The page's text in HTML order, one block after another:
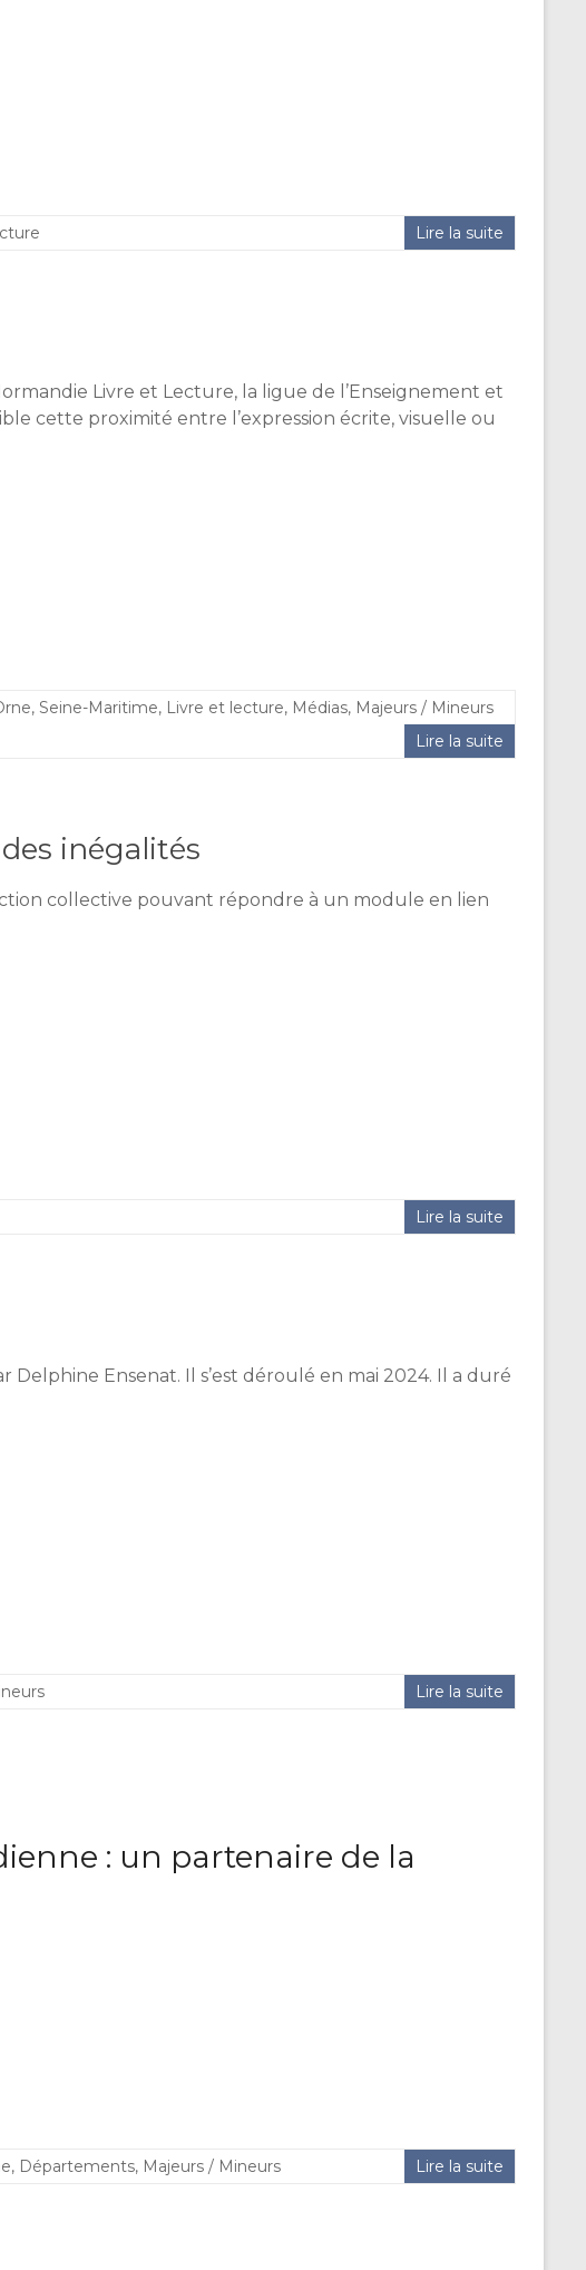
Lire la suite
Livre et Lecture, la ligue de l’Enseignement et
cette proximité entre l’expression écrite, visuelle ou
, Seine-Maritime, Livre et lecture, Médias, Majeurs / Mineurs
Lire la suite
inégalités
collective pouvant répondre à un module en lien
Lire la suite
Ensenat. Il s’est déroulé en mai 2024. Il a duré
Lire la suite
: un partenaire de la
, Départements, Majeurs / Mineurs Lire la suite